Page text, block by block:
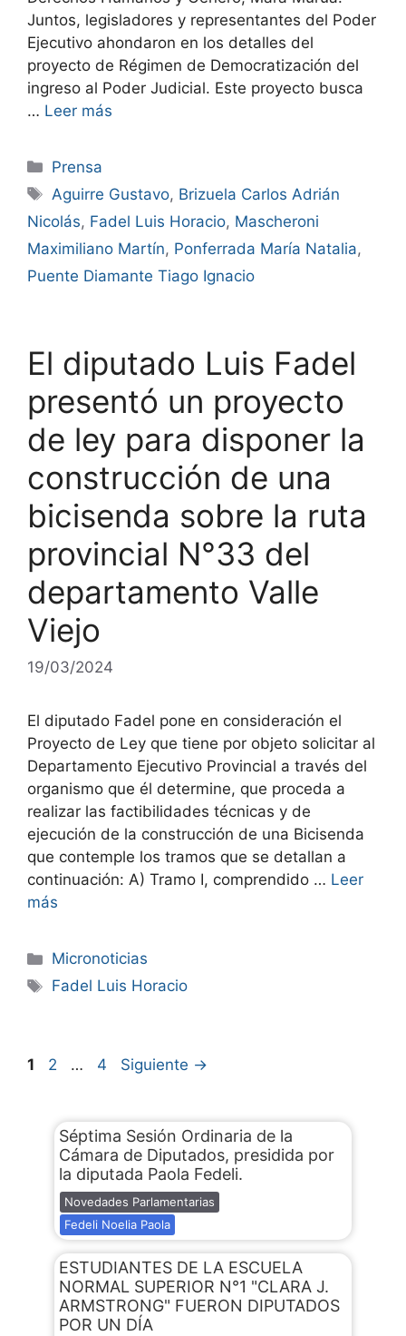
Juntos, legisladores y representantes del Poder
Ejecutivo ahondaron en los detalles del
proyecto de Régimen de Democratización del
ingreso al Poder Judicial. Este proyecto busca
… Leer más
Prensa
Aguirre Gustavo, Brizuela Carlos Adrián
Nicolás, Fadel Luis Horacio, Mascheroni
Maximiliano Martín, Ponferrada María Natalia,
Puente Diamante Tiago Ignacio
El diputado Luis Fadel
presentó un proyecto
de ley para disponer la
construcción de una
bicisenda sobre la ruta
provincial N°33 del
departamento Valle
Viejo
19/03/2024
El diputado Fadel pone en consideración el
Proyecto de Ley que tiene por objeto solicitar al
Departamento Ejecutivo Provincial a través del
organismo que él determine, que proceda a
realizar las factibilidades técnicas y de
ejecución de la construcción de una Bicisenda
que contemple los tramos que se detallan a
continuación: A) Tramo I, comprendido … Leer
más
Micronoticias
Fadel Luis Horacio
1 2 … 4 Siguiente →
Séptima Sesión Ordinaria de la
Cámara de Diputados, presidida por
la diputada Paola Fedeli.
Novedades Parlamentarias
Fedeli Noelia Paola
ESTUDIANTES DE LA ESCUELA
NORMAL SUPERIOR N°1 "CLARA J.
ARMSTRONG" FUERON DIPUTADOS
POR UN DÍA